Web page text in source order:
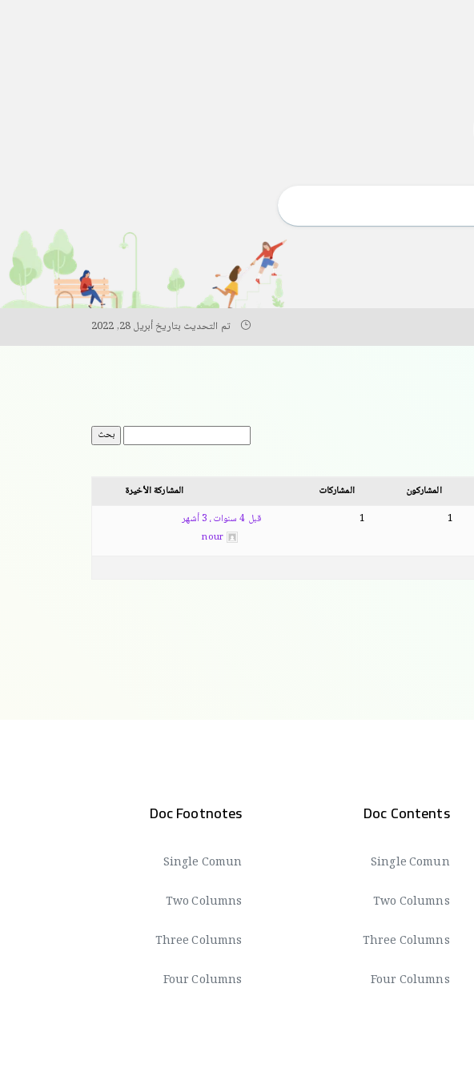
تم التحديث بتاريخ أبريل 28, 2022
المشاركون المشاركات
المشاركة الأخيرة
1
1 قبل 4 سنوات، 3 أشهر
nour
Doc Contents
Single Comun
Two Columns
Three Columns
Four Columns
Doc Footnotes
Single Comun
Two Columns
Three Columns
Four Columns